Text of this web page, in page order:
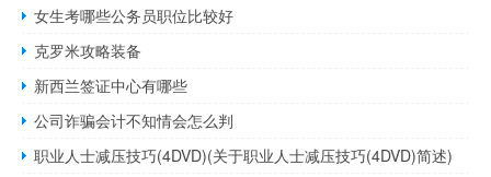
女生考哪些公务员职位比较好
克罗米攻略装备
新西兰签证中心有哪些
公司诈骗会计不知情会怎么判
职业人士减压技巧(4DVD)(关于职业人士减压技巧(4DVD)简述)